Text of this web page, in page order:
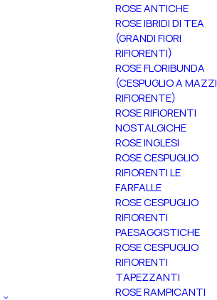
ROSE ANTICHE
ROSE IBRIDI DI TEA
(GRANDI FIORI
RIFIORENTI)
ROSE FLORIBUNDA
(CESPUGLIO A MAZZI
RIFIORENTE)
ROSE RIFIORENTI
NOSTALGICHE
ROSE INGLESI
ROSE CESPUGLIO
RIFIORENTI LE
FARFALLE
ROSE CESPUGLIO
RIFIORENTI
PAESAGGISTICHE
ROSE CESPUGLIO
RIFIORENTI
TAPEZZANTI
ROSE RAMPICANTI